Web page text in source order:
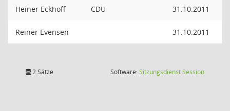
Heiner Eckhoff CDU 31.10.2011
Reiner Evensen 31.10.2011
2 Sätze Software:SitzungsdienstSession(Wird in